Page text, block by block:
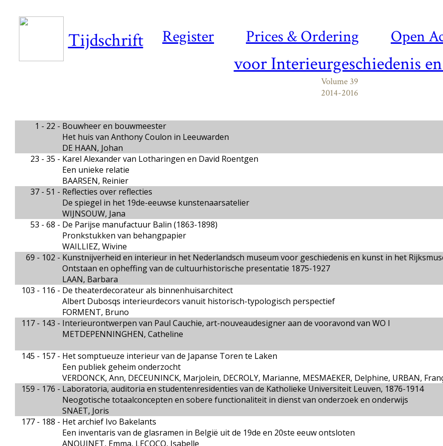
Register Prices & Ordering Open
Tijdschrift
voor Interieurgeschiedenis
Volume 39
2014-2016
1 - 22 - Bouwheer en bouwmeester
Het huis van Anthony Coulon in Leeuwarden
DE HAAN, Johan
23 - 35 - Karel Alexander van Lotharingen en David Roentgen
Een unieke relatie
BAARSEN, Reinier
37 - 51 - Reflecties over reflecties
De spiegel in het 19de-eeuwse kunstenaarsatelier
WIJNSOUW, Jana
53 - 68 - De Parijse manufactuur Balin (1863-1898)
Pronkstukken van behangpapier
WAILLIEZ, Wivine
69 - 102 - Kunstnijverheid en interieur in het Nederlandsch museum voor geschiedenis en kunst in het
Ontstaan en opheffing van de cultuurhistorische presentatie 1875-1927
LAAN, Barbara
103 - 116 - De theaterdecorateur als binnenhuisarchitect
Albert Dubosqs interieurdecors vanuit historisch-typologisch perspectief
FORMENT, Bruno
117 - 143 - Interieurontwerpen van Paul Cauchie, art-nouveaudesigner aan de vooravond van WO I
METDEPENNINGHEN, Catheline
145 - 157 - Het somptueuze interieur van de Japanse Toren te Laken
Een publiek geheim onderzocht
VERDONCK, Ann, DECEUNINCK, Marjolein, DECROLY, Marianne, MESMAEKER, Delphine, URBAN,
159 - 176 - Laboratoria, auditoria en studentenresidenties van de Katholieke Universiteit Leuven, 1876-1914
Neogotische totaalconcepten en sobere functionaliteit in dienst van onderzoek en onderwijs
SNAET, Joris
177 - 188 - Het archief Ivo Bakelants
Een inventaris van de glasramen in België uit de 19de en 20ste eeuw ontsloten
ANQUINET, Emma, LECOCQ, Isabelle